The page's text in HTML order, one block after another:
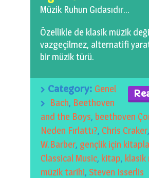
Müzik Ruhun Gıdasıdır…
Özellikle de klasik müzik
vazgeçilmez, alternatifi
bir müzik türü.
Category: Genel
Bach, Beethoven
and the Boys, beethoven
Neden Fırlattı?, Chris Craker,
W.Barber, gençlik için
Classical Music, kitap, klasik
müzik tarihi, Steven Isserlis